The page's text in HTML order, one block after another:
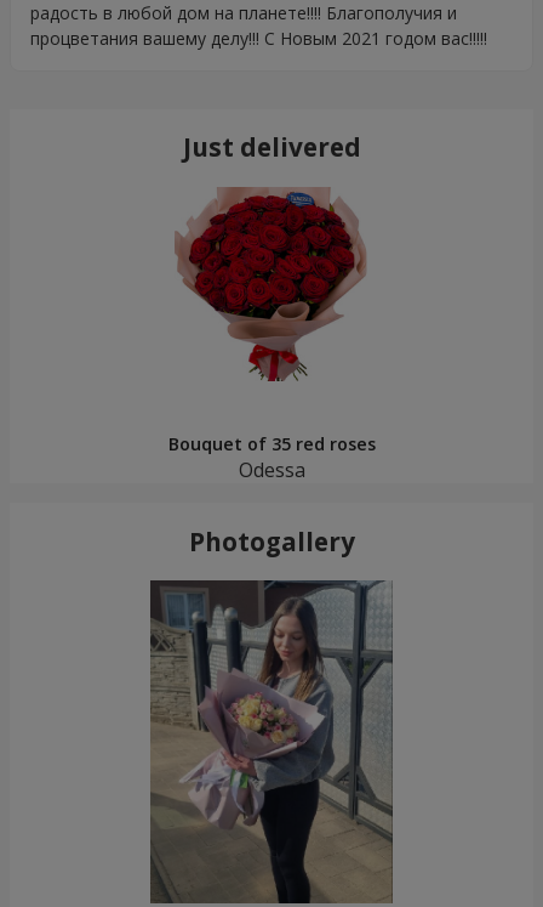
радость в любой дом на планете!!!! Благополучия и
процветания вашему делу!!! С Новым 2021 годом вас!!!!!
Just delivered
Bouquet of 35 red roses
Odessa
Photogallery